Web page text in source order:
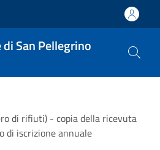
di San Pellegrino
di rifiuti) - copia della ricevuta
di iscrizione annuale